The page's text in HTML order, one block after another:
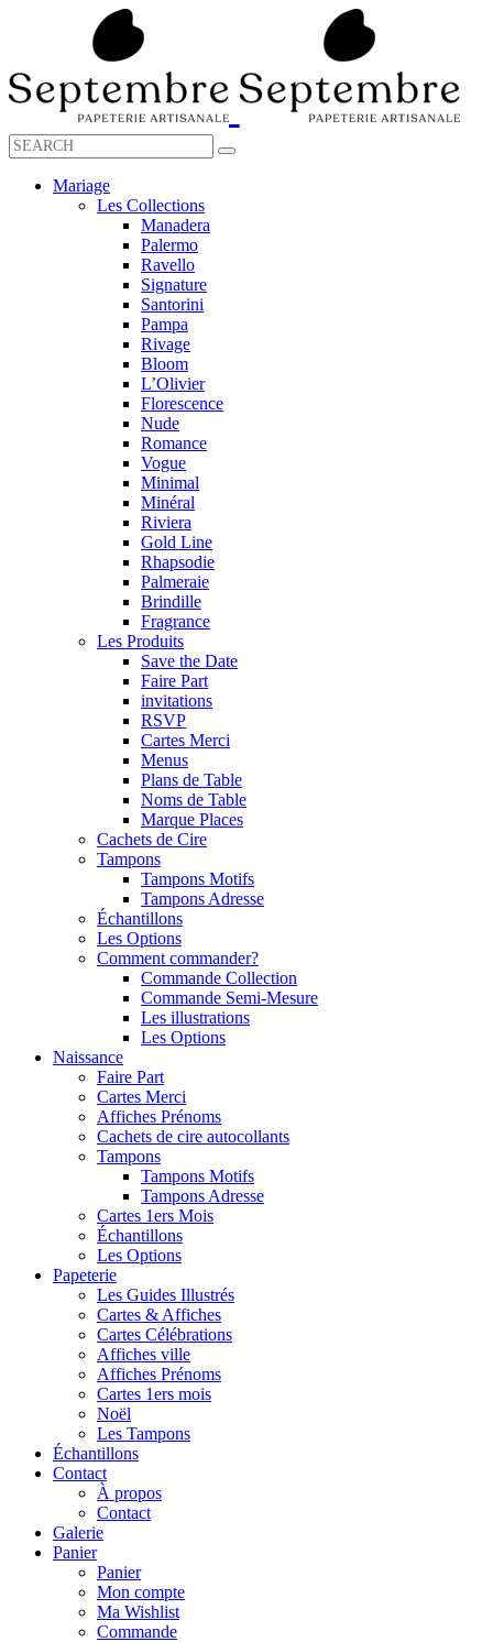
Mariage
Les Collections
Manadera
Palermo
Ravello
Signature
Santorini
Pampa
Rivage
Bloom
L’Olivier
Florescence
Nude
Romance
Vogue
Minimal
Minéral
Riviera
Gold Line
Rhapsodie
Palmeraie
Brindille
Fragrance
Les Produits
Save the Date
Faire Part
invitations
RSVP
Cartes Merci
Menus
Plans de Table
Noms de Table
Marque Places
Cachets de Cire
Tampons
Tampons Motifs
Tampons Adresse
Échantillons
Les Options
Comment commander?
Commande Collection
Commande Semi-Mesure
Les illustrations
Les Options
Naissance
Faire Part
Cartes Merci
Affiches Prénoms
Cachets de cire autocollants
Tampons
Tampons Motifs
Tampons Adresse
Cartes 1ers Mois
Échantillons
Les Options
Papeterie
Les Guides Illustrés
Cartes & Affiches
Cartes Célébrations
Affiches ville
Affiches Prénoms
Cartes 1ers mois
Noël
Les Tampons
Échantillons
Contact
À propos
Contact
Galerie
Panier
Panier
Mon compte
Ma Wishlist
Commande